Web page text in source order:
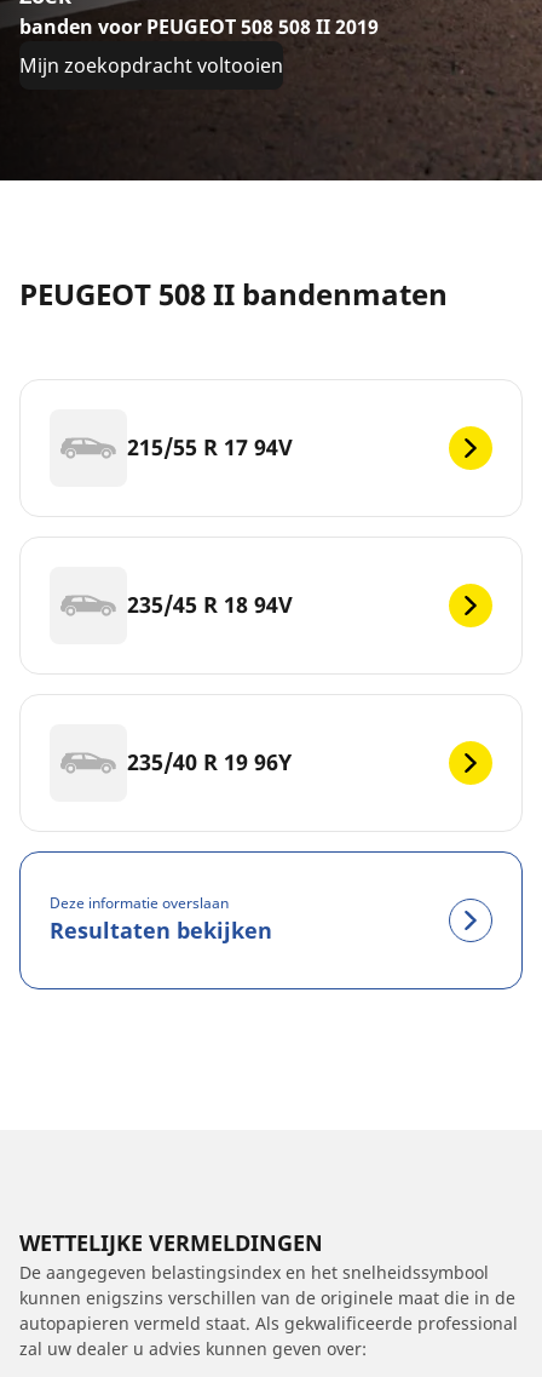
banden voor PEUGEOT 508 508 II 2019
Mijn zoekopdracht voltooien
PEUGEOT 508 II bandenmaten
215/55 R 17 94V
235/45 R 18 94V
235/40 R 19 96Y
Deze informatie overslaan
Resultaten bekijken
WETTELIJKE VERMELDINGEN
De aangegeven belastingsindex en het snelheidssymbool
kunnen enigszins verschillen van de originele maat die in de
autopapieren vermeld staat. Als gekwalificeerde professional
zal uw dealer u advies kunnen geven over: